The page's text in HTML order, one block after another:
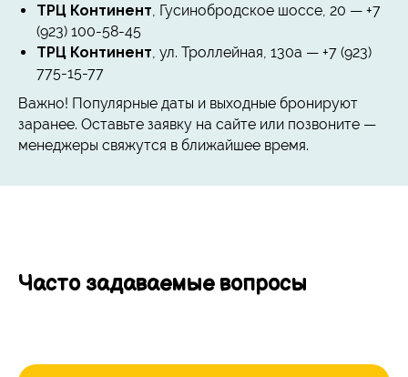
ТРЦ Континент , Гусинобродское шоссе, 20 — +7
(923) 100-58-45
ТРЦ Континент , ул. Троллейная, 130а — +7 (923)
775-15-77
Важно! Популярные даты и выходные бронируют
заранее. Оставьте заявку на сайте или позвоните —
менеджеры свяжутся в ближайшее время.
Часто задаваемые вопросы